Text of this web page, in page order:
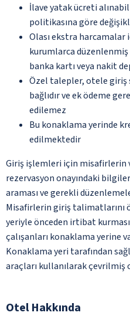
İlave yatak ücreti
politikasına göre
Olası ekstra
kurumlarca
banka kartı veya nakit
Özel talepler, otele giriş
bağlıdır ve ek ödeme
edilemez
Bu konaklama yerinde
edilmektedir
Giriş işlemleri için misafirlerin
rezervasyon onayındaki
araması ve gerekli
Misafirlerin giriş talimatlarını
yeriyle önceden irtibat
çalışanları konaklama yerine
Konaklama yeri tarafından
araçları kullanılarak çevrilmiş
Otel Hakkında